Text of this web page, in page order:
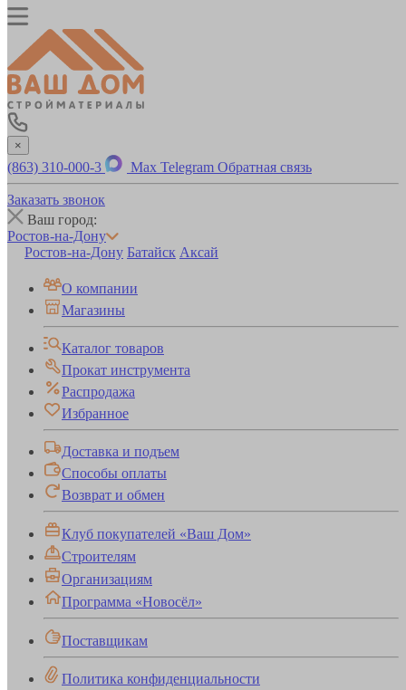
×
(863) 310-000-3 Max Telegram Обратная связь
Заказать звонок
Ваш город:
Ростов-на-Дону
Ростов-на-Дону Батайск Аксай
О компании
Магазины
Каталог товаров
Прокат инструмента
Распродажа
Избранное
Доставка и подъем
Способы оплаты
Возврат и обмен
Клуб покупателей «Ваш Дом»
Строителям
Организациям
Программа «Новосёл»
Поставщикам
Политика конфиденциальности